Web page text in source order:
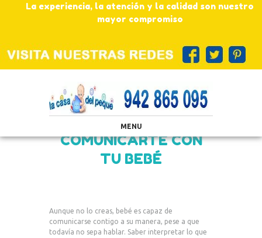
La experiencia, la atención y la calidad son nuestro
mayor compromiso
MENU
COMUNICARTE CON
TU BEBÉ
Aunque no lo creas, bebé es capaz de
comunicarse contigo a su manera, pese a que
todavía no sepa hablar. Saber interpretar lo que